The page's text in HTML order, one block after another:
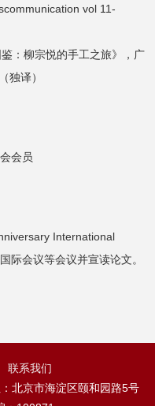
vol 11-
：柳宗悦的⼿⼯之旅》，⼴
独译）
会员
International
际会议等会议并宣读论文。
联系我们
北京市海淀区颐和园路5号